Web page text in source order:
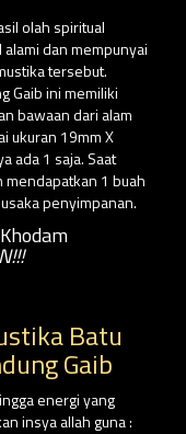
olah spiritual
dan mempunyai
tersebut.
Gaib ini memiliki
bawaan dari alam
ukuran 19mm X
ada 1 saja. Saat
mendapatkan 1 buah
penyimpanan.
Batu
Gaib
energi yang
insya allah guna :